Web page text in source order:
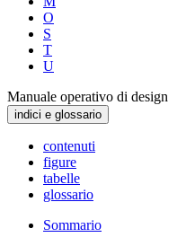
O
S
T
U
Manuale operativo di design
indici e glossario
contenuti
figure
tabelle
glossario
Sommario